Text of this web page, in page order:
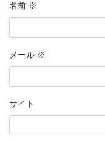
名前 ※
メール ※
サイト